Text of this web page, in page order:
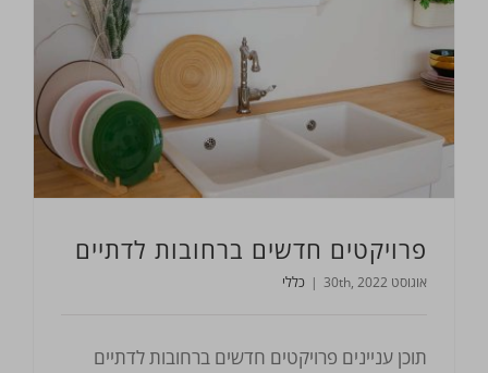
פרויקטים חדשים ברחובות לדתיים
אוגוסט 30th, 2022 | כללי
תוכן עניינים פרויקטים חדשים ברחובות לדתיים